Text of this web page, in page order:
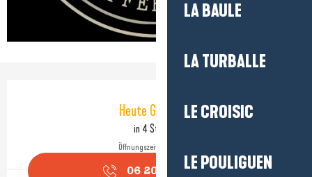
LA BAULE
LA TURBALLE
LE CROISIC
LE POULIGUEN
Öffnungszeiten & Kontaktdaten
Heute Geöffnet
in 4 Stunden
Öffnungszeiten ansehen
06 20 67 82▒▒